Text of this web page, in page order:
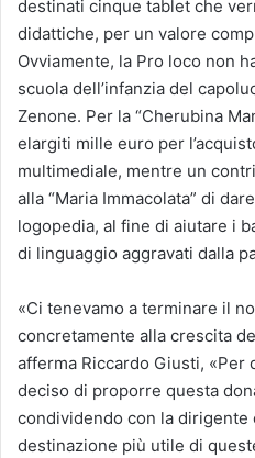
destinati cinque tablet che
didattiche, per un valore
Ovviamente, la Pro loco non
scuola dell’infanzia del
Zenone. Per la “Cherubina
elargiti mille euro per
multimediale, mentre un
alla “Maria Immacolata” di
logopedia, al fine di aiutare i
di linguaggio aggravati dalla
«Ci tenevamo a terminare il
concretamente alla crescita
afferma Riccardo Giusti, «Per
deciso di proporre questa
condividendo con la dirigente
destinazione più utile di